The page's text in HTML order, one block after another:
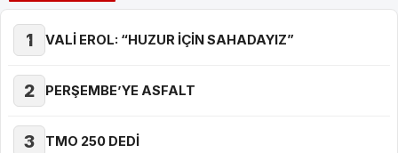
1 VALİ EROL: “HUZUR İÇİN SAHADAYIZ”
2 PERŞEMBE’YE ASFALT
3 TMO 250 DEDİ